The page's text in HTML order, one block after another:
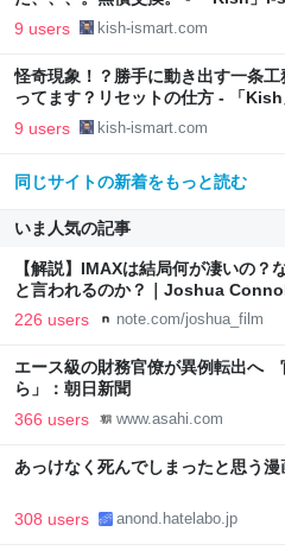
9 users kish-ismart.com
怪奇現象！？勝手に動き出す一条
ってます？リセットの仕方 - 「
9 users kish-ismart.com
同じサイトの新着をもっと読む
いま人気の記事
【解説】IMAXは結局何が凄いの？
と言われるのか？｜Joshua
226 users note.com/joshua_film
エース級の財務官僚が異例転出へ
ら」：朝日新聞
366 users www.asahi.com
あっけなく死んでしまったと思う
308 users anond.hatelabo.jp